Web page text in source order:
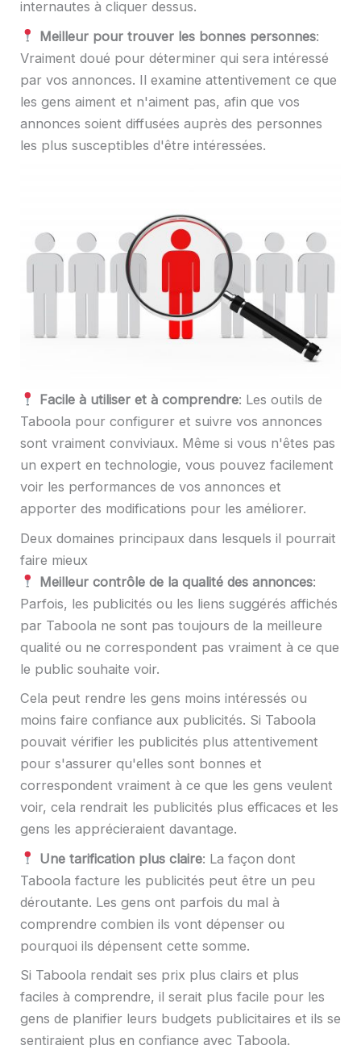
internautes à cliquer dessus.
Meilleur pour trouver les bonnes personnes:
Vraiment doué pour déterminer qui sera intéressé
par vos annonces. Il examine attentivement ce que
les gens aiment et n'aiment pas, afin que vos
annonces soient diffusées auprès des personnes
les plus susceptibles d'être intéressées.
Facile à utiliser et à comprendre: Les outils de
Taboola pour configurer et suivre vos annonces
sont vraiment conviviaux. Même si vous n'êtes pas
un expert en technologie, vous pouvez facilement
voir les performances de vos annonces et
apporter des modifications pour les améliorer.
Deux domaines principaux dans lesquels il pourrait
faire mieux
Meilleur contrôle de la qualité des annonces:
Parfois, les publicités ou les liens suggérés affichés
par Taboola ne sont pas toujours de la meilleure
qualité ou ne correspondent pas vraiment à ce que
le public souhaite voir.
Cela peut rendre les gens moins intéressés ou
moins faire confiance aux publicités. Si Taboola
pouvait vérifier les publicités plus attentivement
pour s'assurer qu'elles sont bonnes et
correspondent vraiment à ce que les gens veulent
voir, cela rendrait les publicités plus efficaces et les
gens les apprécieraient davantage.
Une tarification plus claire: La façon dont
Taboola facture les publicités peut être un peu
déroutante. Les gens ont parfois du mal à
comprendre combien ils vont dépenser ou
pourquoi ils dépensent cette somme.
Si Taboola rendait ses prix plus clairs et plus
faciles à comprendre, il serait plus facile pour les
gens de planifier leurs budgets publicitaires et ils se
sentiraient plus en confiance avec Taboola.